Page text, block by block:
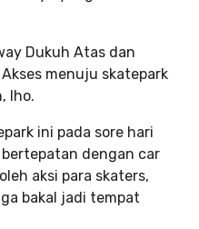
Dukuh Atas dan
menuju skatepark
lho.
ini pada sore hari
dengan car
aksi para skaters,
bakal jadi tempat